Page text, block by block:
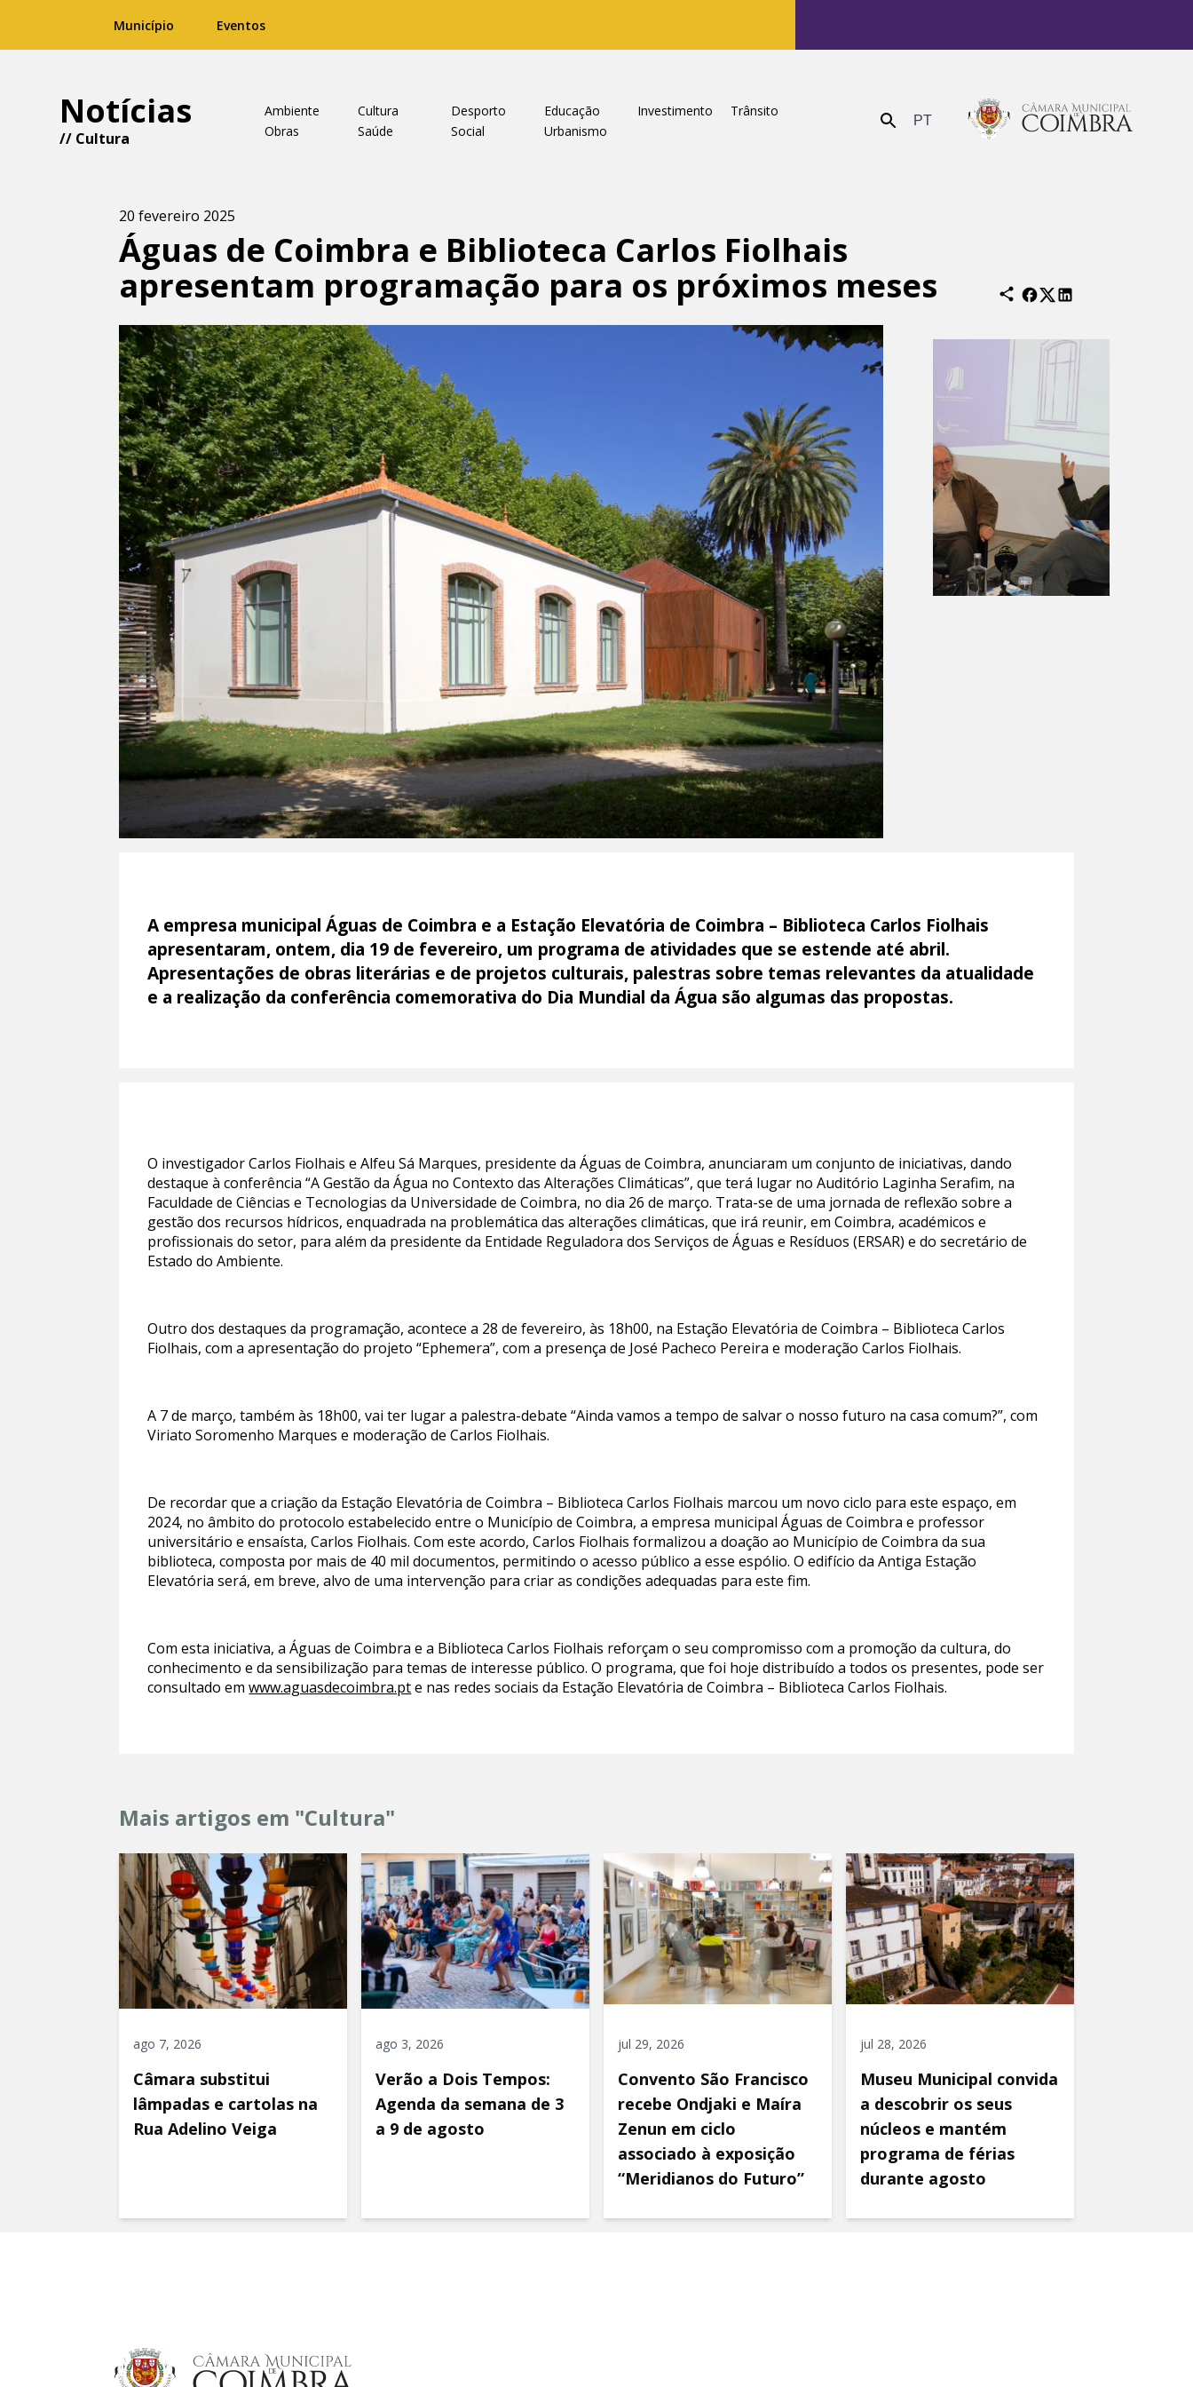
Município Eventos
Notícias
// Cultura
Ambiente Cultura Desporto Educação Investimento
Trânsito
Obras
Saúde Social Urbanismo Enviar PT
20 fevereiro 2025
Águas de Coimbra e Biblioteca Carlos Fiolhais
apresentam programação para os próximos meses
A empresa municipal Águas de Coimbra e a Estação Elevatória de Coimbra – Biblioteca Carlos Fiolhais
apresentaram, ontem, dia 19 de fevereiro, um programa de atividades que se estende até abril.
Apresentações de obras literárias e de projetos culturais, palestras sobre temas relevantes da atualidade
e a realização da conferência comemorativa do Dia Mundial da Água são algumas das propostas.
O investigador Carlos Fiolhais e Alfeu Sá Marques, presidente da Águas de Coimbra, anunciaram um conjunto de iniciativas, dando
destaque à conferência “A Gestão da Água no Contexto das Alterações Climáticas”, que terá lugar no Auditório Laginha Serafim, na
Faculdade de Ciências e Tecnologias da Universidade de Coimbra, no dia 26 de março. Trata-se de uma jornada de reflexão sobre a
gestão dos recursos hídricos, enquadrada na problemática das alterações climáticas, que irá reunir, em Coimbra, académicos e
profissionais do setor, para além da presidente da Entidade Reguladora dos Serviços de Águas e Resíduos (ERSAR) e do secretário de
Estado do Ambiente.
Outro dos destaques da programação, acontece a 28 de fevereiro, às 18h00, na Estação Elevatória de Coimbra – Biblioteca Carlos
Fiolhais, com a apresentação do projeto “Ephemera”, com a presença de José Pacheco Pereira e moderação Carlos Fiolhais.
A 7 de março, também às 18h00, vai ter lugar a palestra-debate “Ainda vamos a tempo de salvar o nosso futuro na casa comum?”, com
Viriato Soromenho Marques e moderação de Carlos Fiolhais.
De recordar que a criação da Estação Elevatória de Coimbra – Biblioteca Carlos Fiolhais marcou um novo ciclo para este espaço, em
2024, no âmbito do protocolo estabelecido entre o Município de Coimbra, a empresa municipal Águas de Coimbra e professor
universitário e ensaísta, Carlos Fiolhais. Com este acordo, Carlos Fiolhais formalizou a doação ao Município de Coimbra da sua
biblioteca, composta por mais de 40 mil documentos, permitindo o acesso público a esse espólio. O edifício da Antiga Estação
Elevatória será, em breve, alvo de uma intervenção para criar as condições adequadas para este fim.
Com esta iniciativa, a Águas de Coimbra e a Biblioteca Carlos Fiolhais reforçam o seu compromisso com a promoção da cultura, do
conhecimento e da sensibilização para temas de interesse público. O programa, que foi hoje distribuído a todos os presentes, pode ser
consultado emwww.aguasdecoimbra.pte nas redes sociais da Estação Elevatória de Coimbra – Biblioteca Carlos Fiolhais.
Mais artigos em "Cultura"
ago 7, 2026
Câmara substitui
lâmpadas e cartolas na
Rua Adelino Veiga
ago 3, 2026
Verão a Dois Tempos:
Agenda da semana de 3
a 9 de agosto
jul 29, 2026
Convento São Francisco
recebe Ondjaki e Maíra
Zenun em ciclo
associado à exposição
“Meridianos do Futuro”
jul 28, 2026
Museu Municipal convida
a descobrir os seus
núcleos e mantém
programa de férias
durante agosto